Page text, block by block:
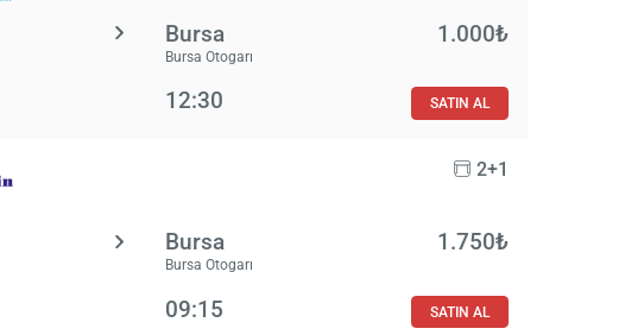
Bursa
Bursa Otogarı
1.000₺
12:30 SATIN AL
2+1
Bursa
Bursa Otogarı
1.750₺
09:15 SATIN AL